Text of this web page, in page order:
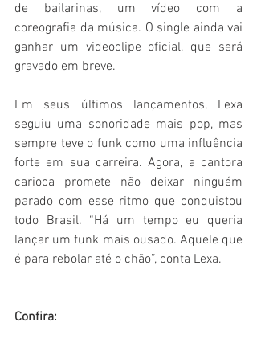
de bailarinas, um vídeo com a
coreografia da música. O single ainda vai
ganhar um videoclipe oficial, que será
gravado em breve.
Em seus últimos lançamentos, Lexa
seguiu uma sonoridade mais pop, mas
sempre teve o funk como uma influência
forte em sua carreira. Agora, a cantora
carioca promete não deixar ninguém
parado com esse ritmo que conquistou
todo Brasil. “Há um tempo eu queria
lançar um funk mais ousado. Aquele que
é para rebolar até o chão”, conta Lexa.
Confira: